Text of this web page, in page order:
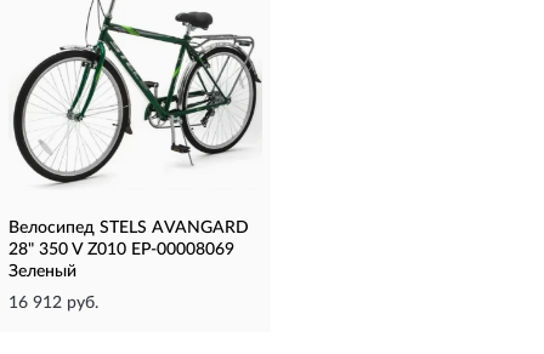
Велосипед STELS AVANGARD
28" 350 V Z010 EP-00008069
Зеленый
16 912 руб.